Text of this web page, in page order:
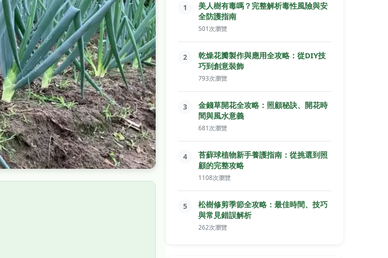
1
美人樹有毒嗎？完整解析毒性風險與安
全防護指南
501次瀏覽
2
乾燥花瓣製作與應用全攻略：從DIY技
巧到創意裝飾
793次瀏覽
3
金錢草開花全攻略：照顧秘訣、開花時
間與風水意義
681次瀏覽
4
苔蘚球植物新手養護指南：從挑選到照
顧的完整攻略
1108次瀏覽
5
松樹修剪季節全攻略：最佳時間、技巧
與常見錯誤解析
262次瀏覽